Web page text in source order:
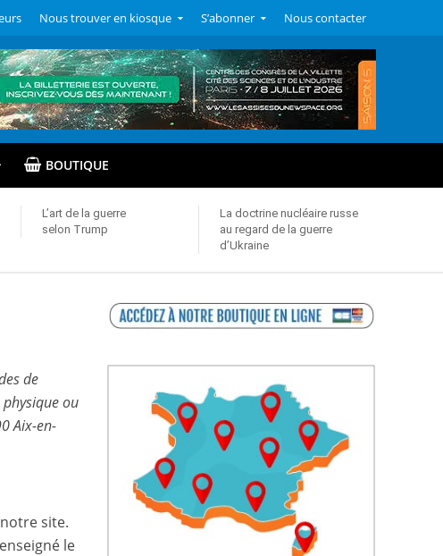
Nous trouver en kiosque S’abonner Nous contacter
BOUTIQUE
L’art de la guerre
selon Trump
La doctrine nucléaire russe
au regard de la guerre
d’Ukraine
de
ou
Aix-en-
site.
le